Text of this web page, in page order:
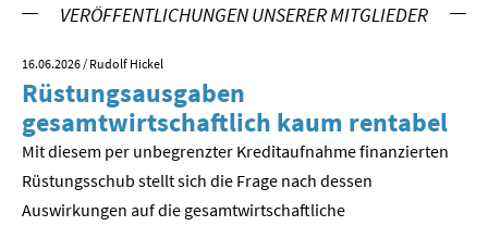
VERÖFFENTLICHUNGEN UNSERER MITGLIEDER
16.06.2026 / Rudolf Hickel
Rüstungsausgaben
gesamtwirtschaftlich kaum rentabel
Mit diesem per unbegrenzter Kreditaufnahme finanzierten
Rüstungsschub stellt sich die Frage nach dessen
Auswirkungen auf die gesamtwirtschaftli­che